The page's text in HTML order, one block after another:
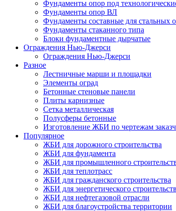
Фундаменты опор под
Фундаменты опор ВЛ
Фундаменты составные для стальных
Фундаменты стаканного типа
Блоки фундаментные дырчатые
Ограждения Нью-Джерси
Ограждения Нью-Джерси
Разное
Лестничные марши и площадки
Элементы оград
Бетонные стеновые панели
Плиты карнизные
Сетка металлическая
Полусферы бетонные
Изготовление ЖБИ по чертежам
Популярное
ЖБИ для дорожного строительства
ЖБИ для фундамента
ЖБИ для промышленного
ЖБИ для теплотрасс
ЖБИ для гражданского строительства
ЖБИ для энергетического
ЖБИ для нефтегазовой отрасли
ЖБИ для благоустройства территории